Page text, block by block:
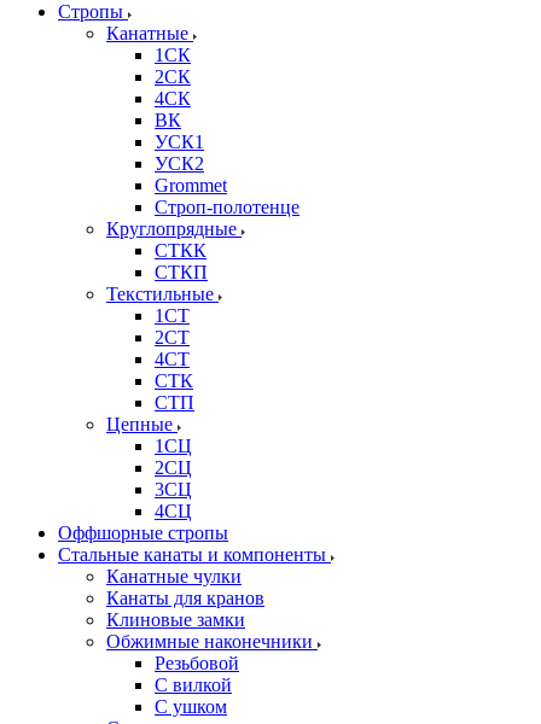
Стропы
Канатные
1СК
2СК
4СК
ВК
УСК1
УСК2
Grommet
Строп-полотенце
Круглопрядные
СТКК
СТКП
Текстильные
1СТ
2СТ
4СТ
СТК
СТП
Цепные
1СЦ
2СЦ
3СЦ
4СЦ
Оффшорные стропы
Стальные канаты и компоненты
Канатные чулки
Канаты для кранов
Клиновые замки
Обжимные наконечники
Резьбовой
С вилкой
С ушком